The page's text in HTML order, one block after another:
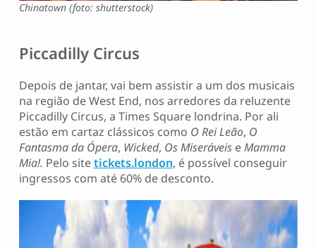
Chinatown (foto: shutterstock)
Piccadilly Circus
Depois de jantar, vai bem assistir a um dos musicais
na região de West End, nos arredores da reluzente
Piccadilly Circus, a Times Square londrina. Por ali
estão em cartaz clássicos como O Rei Leão, O
Fantasma da Ópera, Wicked, Os MiseráveiseMamma
Mia!. Pelo sitetickets.london, é possível conseguir
ingressos com até 60% de desconto.